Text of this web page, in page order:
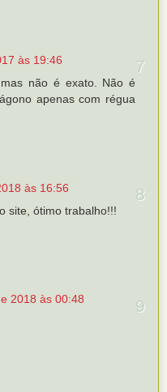
às 19:46
não é exato. Não é
apenas com régua
às 16:56
site, ótimo trabalho!!!
2018 às 00:48